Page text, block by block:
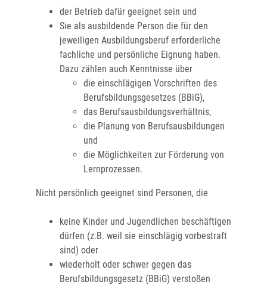
der Betrieb dafür geeignet sein und
Sie als ausbildende Person die für den
jeweiligen Ausbildungsberuf erforderliche
fachliche und persönliche Eignung haben.
Dazu zählen auch Kenntnisse über
die einschlägigen Vorschriften des
Berufsbildungsgesetzes (BBiG),
das Berufsausbildungsverhältnis,
die Planung von Berufsausbildungen
und
die Möglichkeiten zur Förderung von
Lernprozessen.
Nicht persönlich geeignet sind Personen, die
keine Kinder und Jugendlichen beschäftigen
dürfen (z.B. weil sie einschlägig vorbestraft
sind) oder
wiederholt oder schwer gegen das
Berufsbildungsgesetz (BBiG) verstoßen